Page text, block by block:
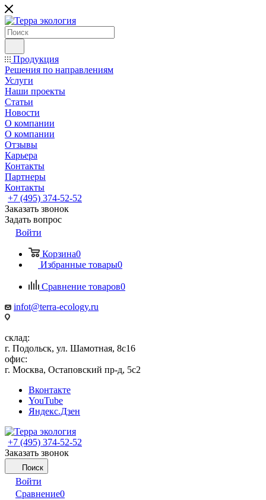
Продукция
Решения по направлениям
Услуги
Наши проекты
Статьи
Новости
О компании
О компании
Отзывы
Карьера
Контакты
Партнеры
Контакты
+7 (495) 374-52-52
Заказать звонок
Задать вопрос
Войти
Корзина0
Избранные товары0
Сравнение товаров0
infot@terra-ecology.ru
склад:
г. Подольск, ул. Шамотная, 8с16
офис:
г. Москва, Остаповский пр-д, 5с2
Вконтакте
YouTube
Яндекс.Дзен
+7 (495) 374-52-52
Заказать звонок
Поиск
Войти
Сравнение0